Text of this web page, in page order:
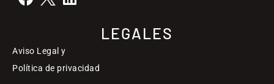
LEGALES
Aviso Legal y
Política de privacidad